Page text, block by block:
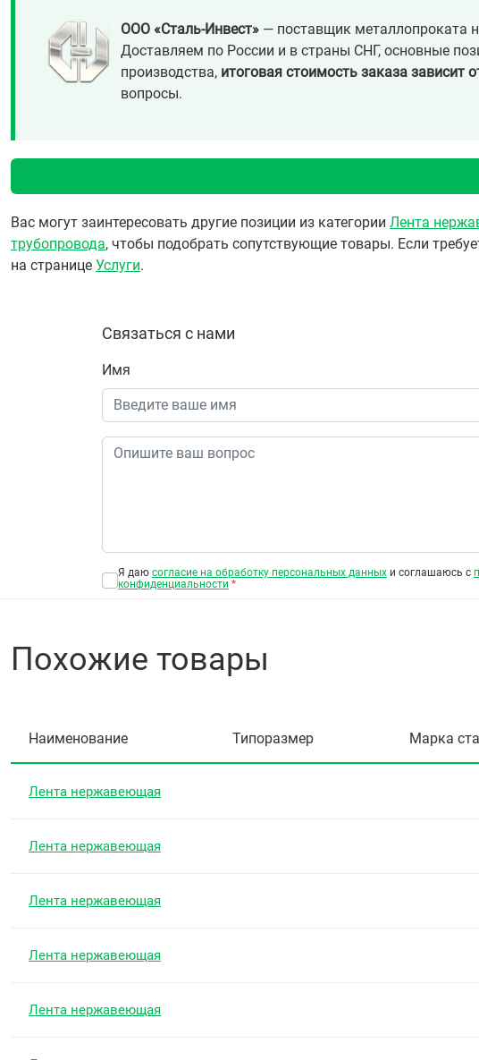
ООО «Сталь-Инвест» — поставщик металлопроката
Доставляем по России и в страны СНГ, основные
производства, итоговая стоимость заказа зависит
вопросы.
Вас могут заинтересовать другие позиции из категории Лента
трубопровода, чтобы подобрать сопутствующие товары. Если
на странице Услуги.
Связаться с нами
Имя
Я даю согласие на обработку персональных данных и соглашаюсь с
конфиденциальности *
Похожие товары
Наименование Типоразмер Марка
Лента нержавеющая
Лента нержавеющая
Лента нержавеющая
Лента нержавеющая
Лента нержавеющая